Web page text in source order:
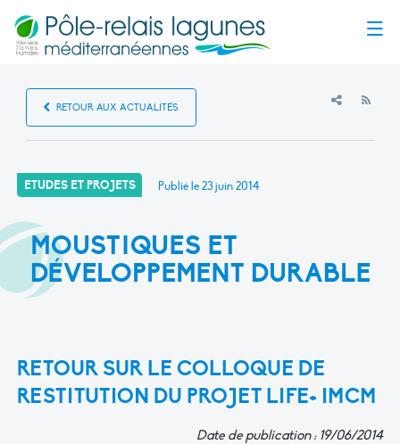
RETOUR AUX ACTUALITÉS
ETUDES ET PROJETS Publié le23 juin 2014
MOUSTIQUES ET
DÉVELOPPEMENT DURABLE
RETOUR SUR LE COLLOQUE DE
RESTITUTION DU PROJET LIFE+ IMCM
Date de publication : 19/06/2014